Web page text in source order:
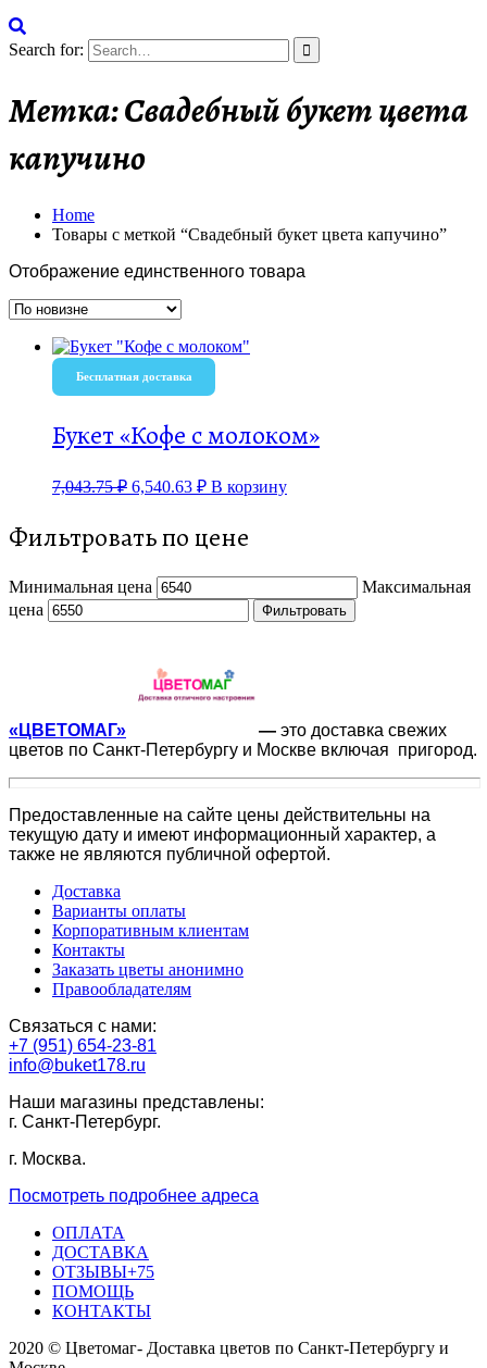
Search for:
Метка:Свадебный букет цвета
капучино
Home
Товары с меткой “Свадебный букет цвета капучино”
Отображение единственного товара
Бесплатная доставка
Букет «Кофе с молоком»
7,043.75₽ 6,540.63 ₽ В корзину
Фильтровать по цене
Минимальная цена
Максимальная
цена
Фильтровать
«ЦВЕТОМАГ» — это доставка свежих
цветов по Санкт-Петербургу и Москве включая пригород.
Предоставленные на сайте цены действительны на
текущую дату и имеют информационный характер, а
также не являются публичной офертой.
Доставка
Варианты оплаты
Корпоративным клиентам
Контакты
Заказать цветы анонимно
Правообладателям
Связаться с нами:
+7 (951) 654-23-81
info@buket178.ru
Наши магазины представлены:
г. Санкт-Петербург.
г. Москва.
Посмотреть подробнее адреса
ОПЛАТА
ДОСТАВКА
ОТЗЫВЫ+75
ПОМОЩЬ
КОНТАКТЫ
2020 © Цветомаг- Доставка цветов по Санкт-Петербургу и